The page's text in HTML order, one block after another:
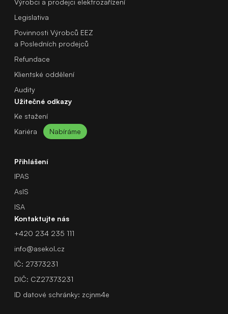
Výrobci a prodejci elektrozařízení
Legislativa
Povinnosti Výrobců EEZ
a Posledních prodejců
Refundace
Klientské oddělení
Audity
Užitečné odkazy
Ke stažení
Kariéra
Nabíráme
Přihlášení
IPAS
AsIS
ISA
Kontaktujte nás
+420 234 235 111
info@asekol.cz
IČ: 27373231
DIČ: CZ27373231
ID datové schránky: zcjnm4e